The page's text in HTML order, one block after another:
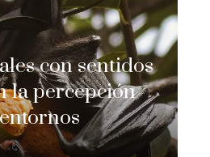
con sentidos
la percepción